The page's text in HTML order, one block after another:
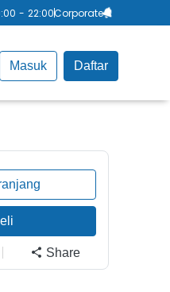
- 22:00Corporate
Masuk Daftar
Share